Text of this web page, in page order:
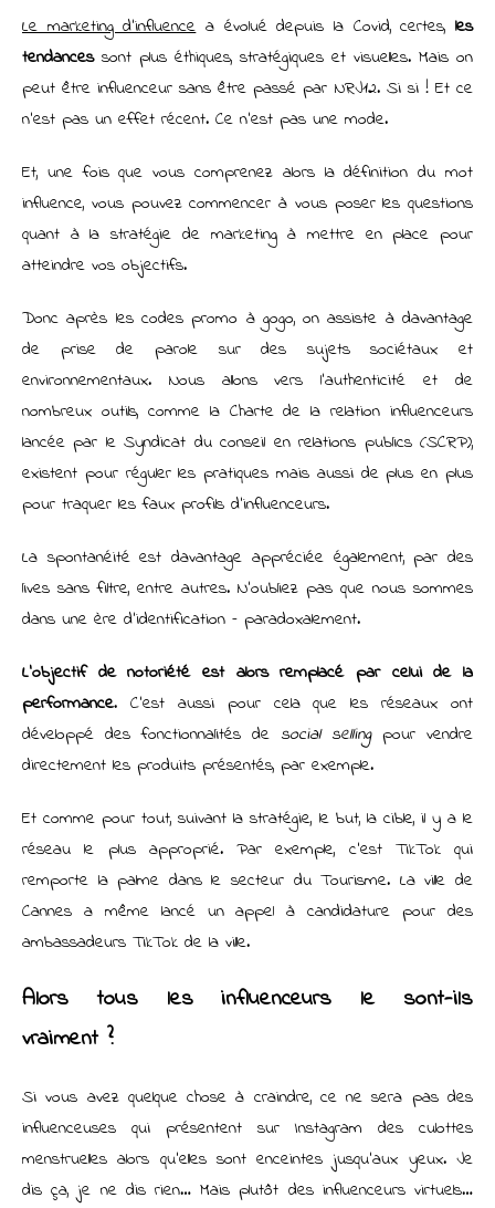
Le marketing d’influencea évolué depuis la Covid, certes,les
tendancessont plus éthiques, stratégiques et visuelles. Mais on
peut être influenceur sans être passé par NRJ12. Si si ! Et ce
n’est pas un effet récent. Ce n’est pas une mode.
Et, une fois que vous comprenez alors la définition du mot
influence, vous pouvez commencer à vous poser les questions
quant à la stratégie de marketing à mettre en place pour
atteindre vos objectifs.
Donc après les codes promo à gogo, on assiste à davantage
de prise de parole sur des sujets sociétaux et
environnementaux. Nous allons vers l’authenticité et de
nombreux outils, comme la Charte de la relation influenceurs
lancée par le Syndicat du conseil en relations publics (SCRP),
existent pour réguler les pratiques mais aussi de plus en plus
pour traquer les faux profils d’influenceurs.
La spontanéité est davantage appréciée également, par des
lives sans filtre, entre autres. N’oubliez pas que nous sommes
dans une ère d’identification – paradoxalement.
L’objectif de notoriété est alors remplacé par celui de la
performance. C’est aussi pour cela que les réseaux ont
développé des fonctionnalités de social sellingpour vendre
directement les produits présentés, par exemple.
Et comme pour tout, suivant la stratégie, le but, la cible, il y a le
réseau le plus approprié. Par exemple, c’est TikTok qui
remporte la palme dans le secteur du Tourisme. La ville de
Cannes a même lancé un appel à candidature pour des
ambassadeurs TikTok de la ville.
Alors tous les influenceurs le sont-ils
vraiment ?
Si vous avez quelque chose à craindre, ce ne sera pas des
influenceuses qui présentent sur Instagram des culottes
menstruelles alors qu’elles sont enceintes jusqu’aux yeux. Je
dis ça, je ne dis rien… Mais plutôt des influenceurs virtuels…